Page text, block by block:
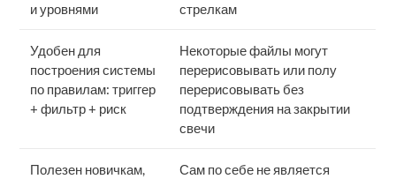
и уровнями
стрелкам
Удобен для
построения системы
по правилам: триггер
+ фильтр + риск
Некоторые файлы могут
перерисовывать или полу
перерисовывать без
подтверждения на закрытии
свечи
Полезен новичкам,
Сам по себе не является